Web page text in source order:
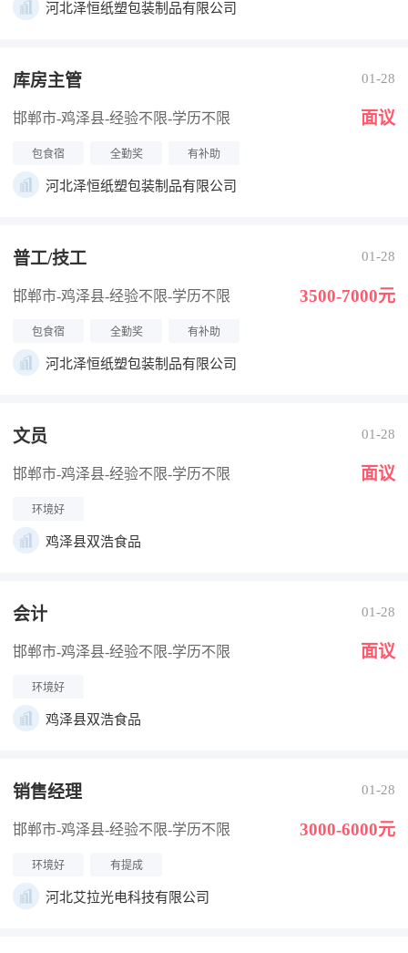
河北泽恒纸塑包装制品有限公司
库房主管 01-28
邯郸市-鸡泽县-经验不限-学历不限 面议
包食宿 全勤奖 有补助
河北泽恒纸塑包装制品有限公司
普工/技工 01-28
邯郸市-鸡泽县-经验不限-学历不限 3500-7000元
包食宿 全勤奖 有补助
河北泽恒纸塑包装制品有限公司
文员 01-28
邯郸市-鸡泽县-经验不限-学历不限 面议
环境好
鸡泽县双浩食品
会计 01-28
邯郸市-鸡泽县-经验不限-学历不限 面议
环境好
鸡泽县双浩食品
销售经理 01-28
邯郸市-鸡泽县-经验不限-学历不限 3000-6000元
环境好 有提成
河北艾拉光电科技有限公司